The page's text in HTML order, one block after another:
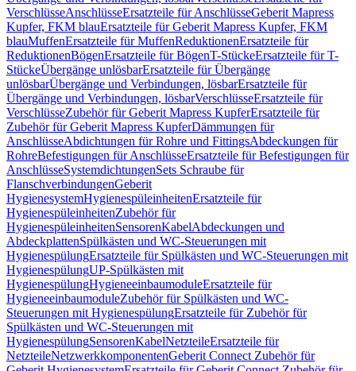
VerschlüsseAnschlüsseErsatzteile für AnschlüsseGeberit Mapress
Kupfer, FKM blauErsatzteile für Geberit Mapress Kupfer, FKM
blauMuffenErsatzteile für MuffenReduktionenErsatzteile für
ReduktionenBögenErsatzteile für BögenT-StückeErsatzteile für T-
StückeÜbergänge unlösbarErsatzteile für Übergänge
unlösbarÜbergänge und Verbindungen, lösbarErsatzteile für
Übergänge und Verbindungen, lösbarVerschlüsseErsatzteile für
VerschlüsseZubehör für Geberit Mapress KupferErsatzteile für
Zubehör für Geberit Mapress KupferDämmungen für
AnschlüsseAbdichtungen für Rohre und FittingsAbdeckungen für
RohreBefestigungen für AnschlüsseErsatzteile für Befestigungen für
AnschlüsseSystemdichtungenSets Schraube für
FlanschverbindungenGeberit
HygienesystemHygienespüleinheitenErsatzteile für
HygienespüleinheitenZubehör für
HygienespüleinheitenSensorenKabelAbdeckungen und
AbdeckplattenSpülkästen und WC-Steuerungen mit
HygienespülungErsatzteile für Spülkästen und WC-Steuerungen mit
HygienespülungUP-Spülkästen mit
HygienespülungHygieneeinbaumoduleErsatzteile für
HygieneeinbaumoduleZubehör für Spülkästen und WC-
Steuerungen mit HygienespülungErsatzteile für Zubehör für
Spülkästen und WC-Steuerungen mit
HygienespülungSensorenKabelNetzteileErsatzteile für
NetzteileNetzwerkkomponentenGeberit Connect Zubehör für